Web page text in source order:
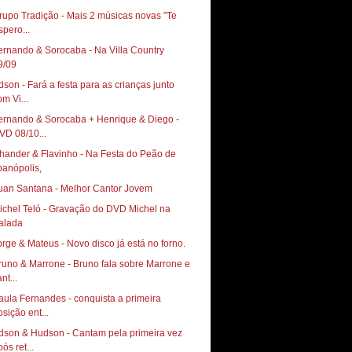
Tradição - Mais 2 músicas novas "Te
& Sorocaba - Na Villa Country
09
- Fará a festa para as crianças junto
Vi...
& Sorocaba + Henrique & Diego -
08/10...
& Flavinho - Na Festa do Peão de
Santana - Melhor Cantor Jovem
Teló - Gravação do DVD Michel na
& Mateus - Novo disco já está no forno.
& Marrone - Bruno fala sobre Marrone e
Fernandes - conquista a primeira
ent...
& Hudson - Cantam pela primeira vez
ret...